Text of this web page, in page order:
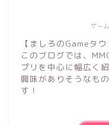
ゲー
【ましろのGameタ
このブログでは、
プリを中心に幅広く
興味がありそうなも
す！